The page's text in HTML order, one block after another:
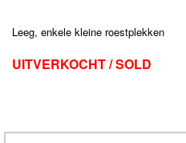
Leeg, enkele kleine roestplekken
UITVERKOCHT / SOLD